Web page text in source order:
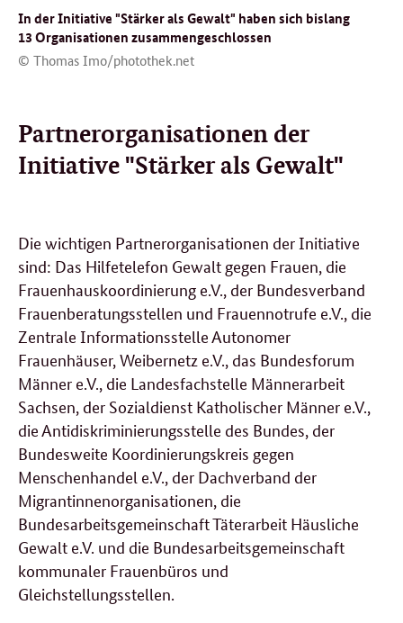
In der Initiative "Stärker als Gewalt" haben sich bislang
13 Organisationen zusammengeschlossen
© Thomas Imo/photothek.net
Partnerorganisationen der
Initiative "Stärker als Gewalt"
Die wichtigen Partnerorganisationen der Initiative
sind: Das Hilfetelefon Gewalt gegen Frauen, die
Frauenhauskoordinierung e.V., der Bundesverband
Frauenberatungsstellen und Frauennotrufe e.V., die
Zentrale Informationsstelle Autonomer
Frauenhäuser, Weibernetz e.V., das Bundesforum
Männer e.V., die Landesfachstelle Männerarbeit
Sachsen, der Sozialdienst Katholischer Männer e.V.,
die Antidiskriminierungsstelle des Bundes, der
Bundesweite Koordinierungskreis gegen
Menschenhandel e.V., der Dachverband der
Migrantinnenorganisationen, die
Bundesarbeitsgemeinschaft Täterarbeit Häusliche
Gewalt e.V. und die Bundesarbeitsgemeinschaft
kommunaler Frauenbüros und
Gleichstellungsstellen.